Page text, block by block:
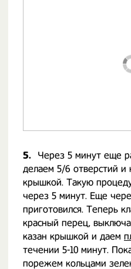
5.
Через 5 минут еще
делаем 5/6 отверстий и
крышкой. Такую
через 5 минут. Еще
приготовился. Теперь
красный перец,
казан крышкой и даем
течении 5-10 минут.
порежем кольцами